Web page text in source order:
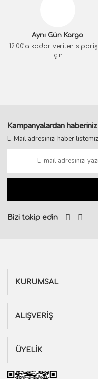
Aynı Gün Kargo
12:00’a kadar verilen
için
Kampanyalardan
E-Mail adresinizi haber
Bizi takip edin
KURUMSAL
ALIŞVERİŞ
ÜYELİK